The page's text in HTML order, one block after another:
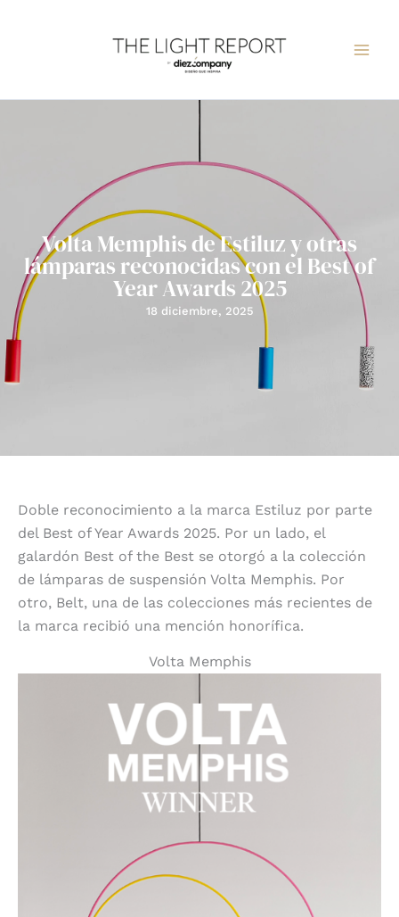
Volta Memphis de Estiluz y otras
lámparas reconocidas con el Best of
Year Awards 2025
18 diciembre, 2025
Doble reconocimiento a la marca Estiluz por parte
del Best of Year Awards 2025. Por un lado, el
galardón Best of the Best se otorgó a la colección
de lámparas de suspensión Volta Memphis. Por
otro, Belt, una de las colecciones más recientes de
la marca recibió una mención honorífica.
Volta Memphis